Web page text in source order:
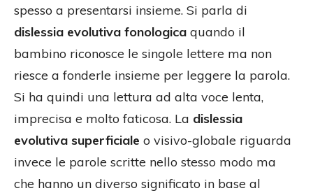
spesso a presentarsi insieme. Si parla di
dislessia evolutiva fonologica quando il
bambino riconosce le singole lettere ma non
riesce a fonderle insieme per leggere la parola.
Si ha quindi una lettura ad alta voce lenta,
imprecisa e molto faticosa. La dislessia
evolutiva superficiale o visivo-globale riguarda
invece le parole scritte nello stesso modo ma
che hanno un diverso significato in base al